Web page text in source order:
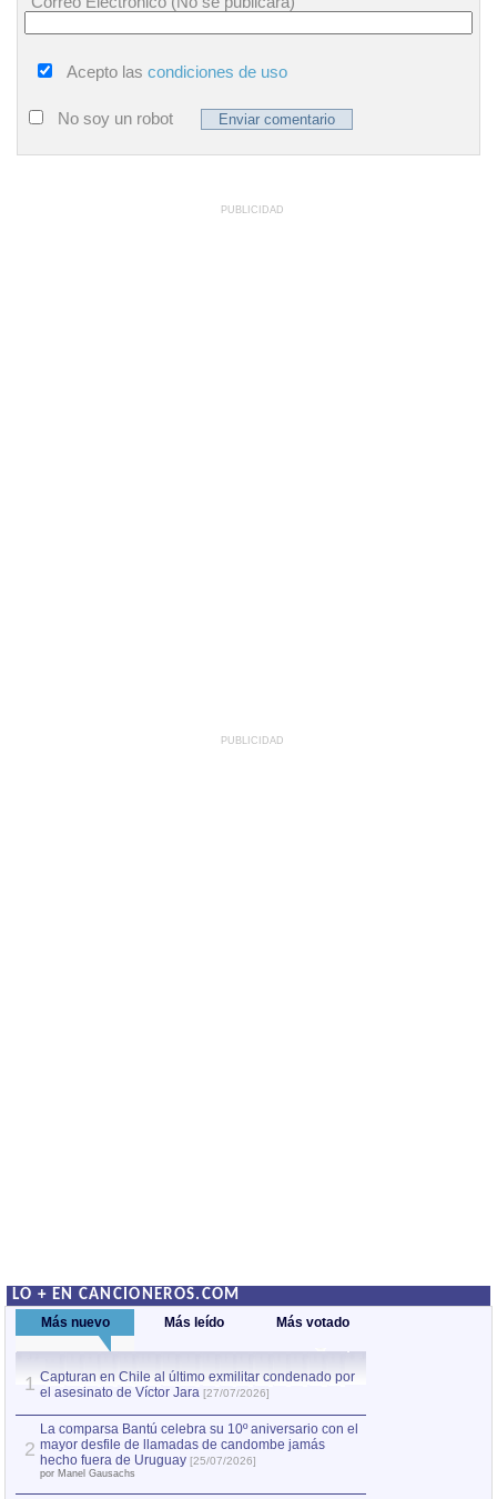
Acepto las condiciones de uso
No soy un robot
PUBLICIDAD
PUBLICIDAD
LO + EN CANCIONEROS.COM
Más nuevo Más leído Más votado
1 Capturan en Chile al último exmilitar condenado por
el asesinato de Víctor Jara [27/07/2026]
2
La comparsa Bantú celebra su 10º aniversario con el
mayor desfile de llamadas de candombe jamás
hecho fuera de Uruguay [25/07/2026]
por Manel Gausachs